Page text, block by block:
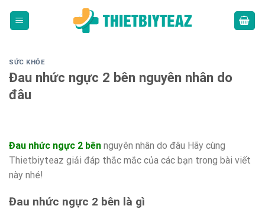
SỨC KHỎE
Đau nhức ngực 2 bên nguyên nhân do
đâu
Đau nhức ngực 2 bên nguyên nhân do đâu Hãy cùng
Thietbiyteaz giải đáp thắc mắc của các bạn trong bài viết
này nhé!
Đau nhức ngực 2 bên là gì